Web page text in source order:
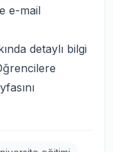
e-mail
detaylı bilgi